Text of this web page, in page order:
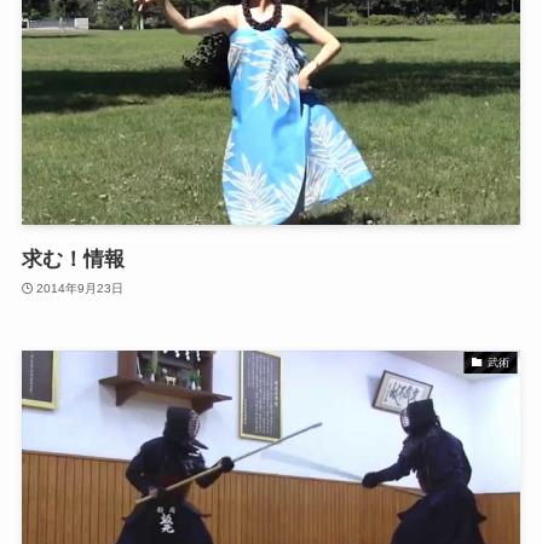
求む！情報
2014年9月23日
武術